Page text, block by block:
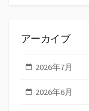
アーカイブ
2026年7月
2026年6月